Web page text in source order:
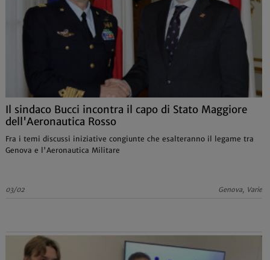
Il sindaco Bucci incontra il capo di Stato Maggiore
dell'Aeronautica Rosso
Fra i temi discussi iniziative congiunte che esalteranno il legame tra
Genova e l'Aeronautica Militare
03/02 Genova, Varie